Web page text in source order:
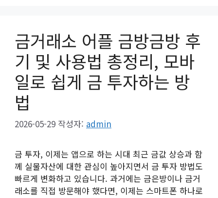
금거래소 어플 금방금방 후
기 및 사용법 총정리, 모바
일로 쉽게 금 투자하는 방
법
2026-05-29 작성자: admin
금 투자, 이제는 앱으로 하는 시대 최근 금값 상승과 함
께 실물자산에 대한 관심이 높아지면서 금 투자 방법도
빠르게 변화하고 있습니다. 과거에는 금은방이나 금거
래소를 직접 방문해야 했다면, 이제는 스마트폰 하나로